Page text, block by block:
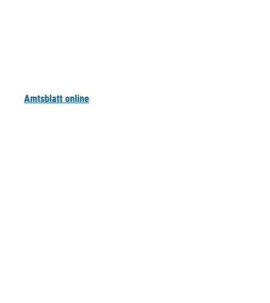
Amtsblatt online